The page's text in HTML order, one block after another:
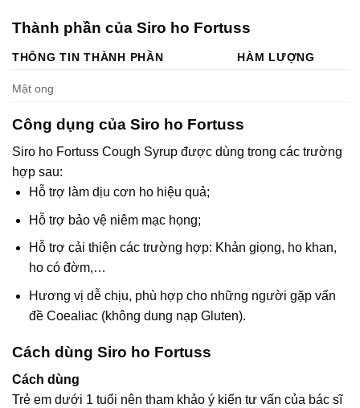
Thành phần của Siro ho Fortuss
THÔNG TIN THÀNH PHẦN HÀM LƯỢNG
Mật ong
Công dụng của Siro ho Fortuss
Siro ho Fortuss Cough Syrup được dùng trong các trường
hợp sau:
Hỗ trợ làm dịu cơn ho hiệu quả;
Hỗ trợ bảo vệ niêm mạc họng;
Hỗ trợ cải thiện các trường hợp: Khản giọng, ho khan,
ho có đờm,…
Hương vị dễ chịu, phù hợp cho những người gặp vấn
đề Coealiac (không dung nạp Gluten).
Cách dùng Siro ho Fortuss
Cách dùng
Trẻ em dưới 1 tuổi nên tham khảo ý kiến tư vấn của bác sĩ